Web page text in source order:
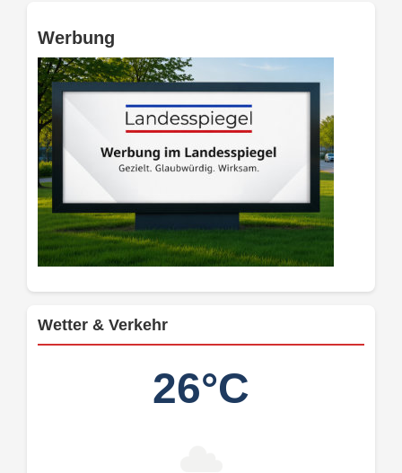
Werbung
Wetter & Verkehr
26°C